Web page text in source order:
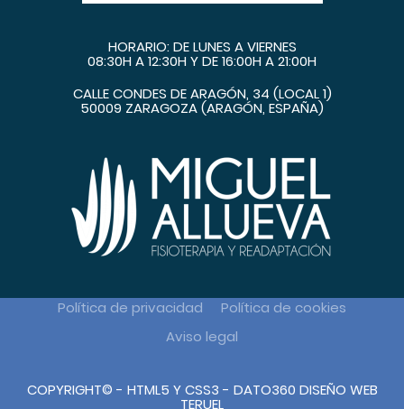
HORARIO: DE LUNES A VIERNES
08:30H A 12:30H Y DE 16:00H A 21:00H
CALLE CONDES DE ARAGÓN, 34 (LOCAL 1)
50009 ZARAGOZA (ARAGÓN, ESPAÑA)
Política de privacidad
Política de cookies
Aviso legal
COPYRIGHT© - HTML5 Y CSS3 - DATO360 DISEÑO WEB
TERUEL